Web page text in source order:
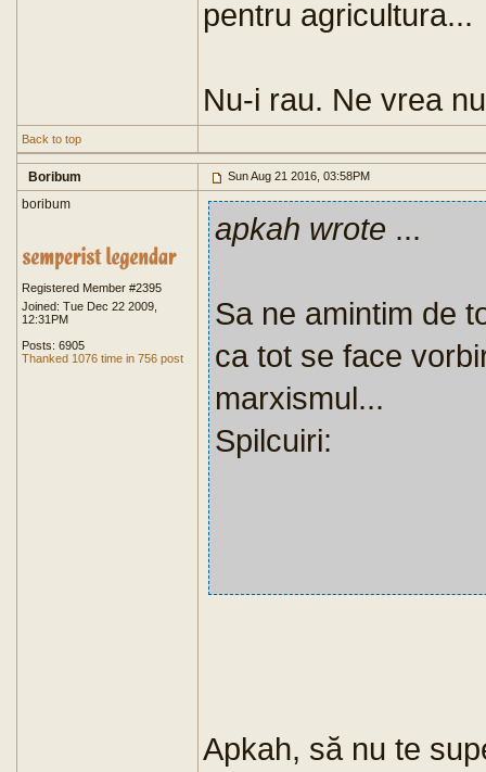
pentru agricultura...
Nu-i rau. Ne vrea
Back to top
Boribum Sun Aug 21 2016, 03:58PM
boribum
Registered Member #2395
Joined: Tue Dec 22 2009,
12:31PM
Posts: 6905
Thanked 1076 time in 756 post
apkah wrote ...
Sa ne amintim de
ca tot se face
marxismul...
Spilcuiri:
Apkah, să nu te